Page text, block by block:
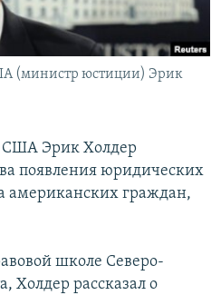
(министр юстиции) Эрик
США Эрик Холдер
появления юридических
американских граждан,
школе Северо-
Холдер рассказал о